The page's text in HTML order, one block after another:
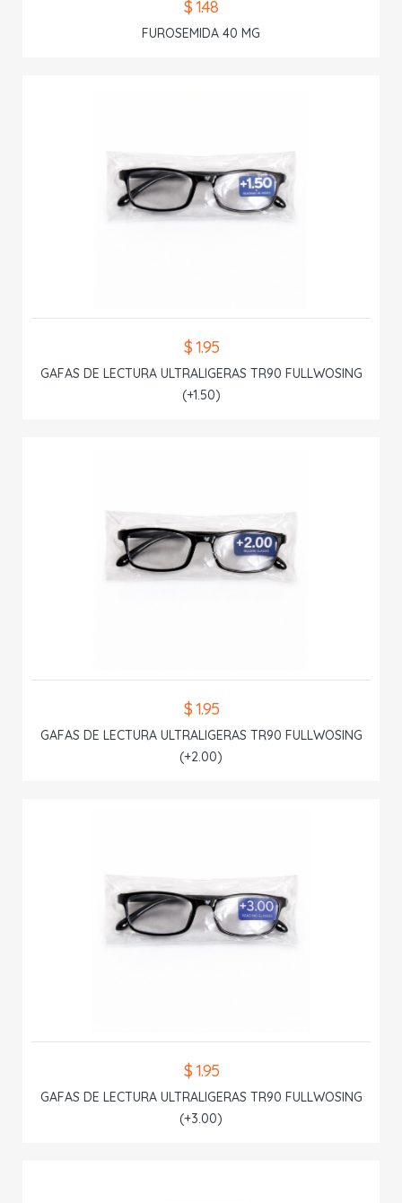
$ 1.48
FUROSEMIDA 40 MG
$ 1.95
GAFAS DE LECTURA ULTRALIGERAS TR90 FULLWOSING
(+1.50)
$ 1.95
GAFAS DE LECTURA ULTRALIGERAS TR90 FULLWOSING
(+2.00)
$ 1.95
GAFAS DE LECTURA ULTRALIGERAS TR90 FULLWOSING
(+3.00)